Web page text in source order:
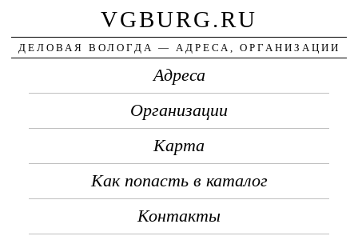
VGBURG.RU
ДЕЛОВАЯ ВОЛОГДА — АДРЕСА, ОРГАНИЗАЦИИ
Адреса
Организации
Карта
Как попасть в каталог
Контакты